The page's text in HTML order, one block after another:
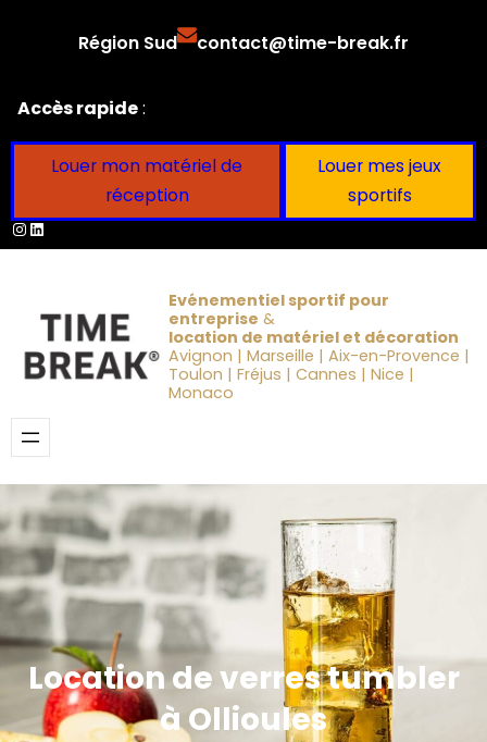
Région Sud contact@time-break.fr
Accès rapide:
Louer mon matériel de
réception
Louer mes jeux
sportifs
Instagram
LinkedIn
Evénementiel sportif pour
entreprise &
location de matériel et décoration
Avignon | Marseille | Aix-en-Provence |
Toulon | Fréjus | Cannes | Nice |
Monaco
Location de verres tumbler
à Ollioules